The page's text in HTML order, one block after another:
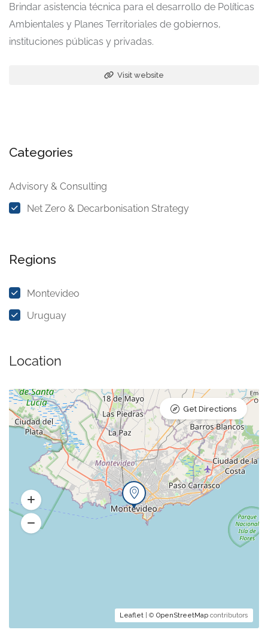
Brindar asistencia técnica para el desarrollo de Políticas
Ambientales y Planes Territoriales de gobiernos,
instituciones públicas y privadas.
Visit website
Categories
Advisory & Consulting
Net Zero & Decarbonisation Strategy
Regions
Montevideo
Uruguay
Location
Leaflet | © OpenStreetMap contributors
Get Directions